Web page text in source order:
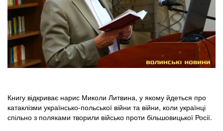
Книгу відкриває нарис Миколи Литвина, у якому йдеться про
катаклізми українсько-польської війни та війни, коли українці
спільно з поляками творили військо проти більшовицької Росії.